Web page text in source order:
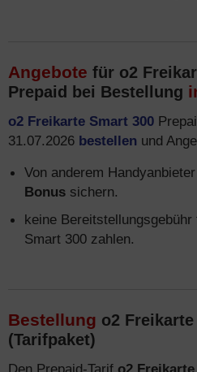
Angebote für o2
Prepaid bei Bestellung
o2 Freikarte Smart 300
31.07.2026 bestellen und
Von anderem
Bonus sichern.
keine
Smart 300 zahlen.
Bestellung o2
(Tarifpaket)
Den Prepaid-Tarif o2 Freikarte